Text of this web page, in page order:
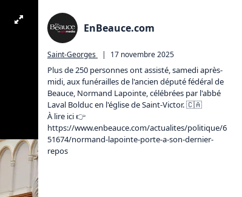
EnBeauce.com
Saint-Georges | 17 novembre 2025
Plus de 250 personnes ont assisté, samedi après-
midi, aux funérailles de l'ancien député fédéral de
Beauce, Normand Lapointe, célébrées par l'abbé
Laval Bolduc en l'église de Saint-Victor. 🇨🇦
À lire ici 👉️
https://www.enbeauce.com/actualites/politique/6
51674/normand-lapointe-porte-a-son-dernier-
repos